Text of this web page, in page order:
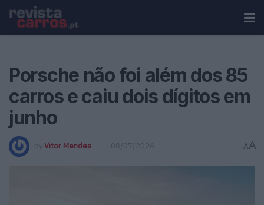
Porsche não foi além dos 85
carros e caiu dois dígitos em
junho
by Vitor Mendes 08/07/2026 AA